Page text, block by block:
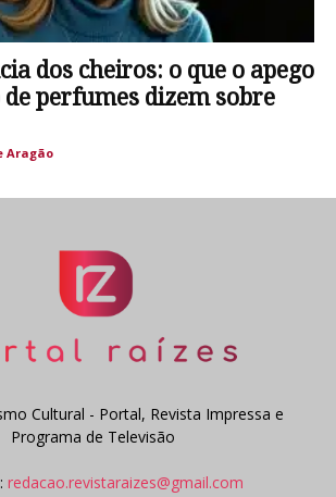
dos cheiros: o que o apego
perfumes dizem sobre
Aragão
Cultural - Portal, Revista Impressa e
Programa de Televisão
redacao.revistaraizes@gmail.com